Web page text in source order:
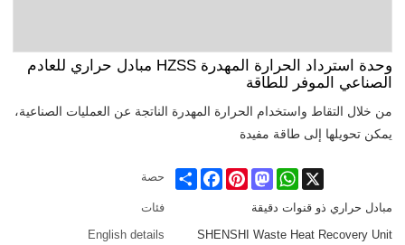
وحدة استرداد الحرارة المهدرة HZSS مبادل حراري للعادم
الصناعي الموفر للطاقة
من خلال التقاط واستخدام الحرارة المهدرة الناتجة عن العمليات الصناعية،
يمكن تحويلها إلى طاقة مفيدة
حصة Share
FacebookPinterestMastodon
WhatsApp X
فئات
مبادل حراري ذو قنوات دقيقة
English details
SHENSHI Waste Heat Recovery Unit